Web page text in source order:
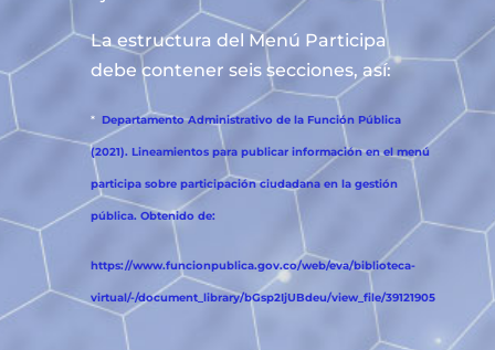
La estructura del Menú Participa
debe contener seis secciones, así:
* Departamento Administrativo de la Función Pública
(2021). Lineamientos para publicar información en el menú
participa sobre participación ciudadana en la gestión
pública. Obtenido de:
https://www.funcionpublica.gov.co/web/eva/biblioteca-
virtual/-/document_library/bGsp2IjUBdeu/view_file/39121905